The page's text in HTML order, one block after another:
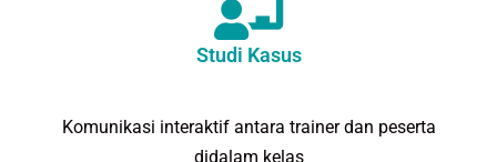
Studi Kasus
Komunikasi interaktif antara trainer dan peserta
didalam kelas